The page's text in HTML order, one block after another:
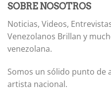
SOBRE NOSOTROS
Noticias, Videos,
Venezolanos Brillan y
venezolana.
Somos un sólido punto de
artista nacional.